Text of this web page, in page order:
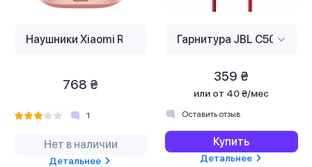
768 ₴
1
Нет в наличии
Детальнее
359 ₴
или от 40 ₴/мес
Оставить отзыв
Купить
Детальнее